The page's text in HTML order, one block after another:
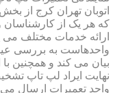
اتوبان تهران کرج از
که هر یک از
ارائه خدمات مختلف می
واحدهاست به بررسی
بیان می کند و همچنین
نهایت ایراد لپ تاپ
واحد تعمیرات ارسال